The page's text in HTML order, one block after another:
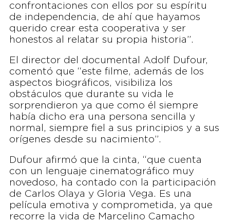
confrontaciones con ellos por su espíritu
de independencia, de ahí que hayamos
querido crear esta cooperativa y ser
honestos al relatar su propia historia”.
El director del documental Adolf Dufour,
comentó que “este filme, además de los
aspectos biográficos, visibiliza los
obstáculos que durante su vida le
sorprendieron ya que como él siempre
había dicho era una persona sencilla y
normal, siempre fiel a sus principios y a sus
orígenes desde su nacimiento”.
Dufour afirmó que la cinta, “que cuenta
con un lenguaje cinematográfico muy
novedoso, ha contado con la participación
de Carlos Olaya y Gloria Vega. Es una
película emotiva y comprometida, ya que
recorre la vida de Marcelino Camacho